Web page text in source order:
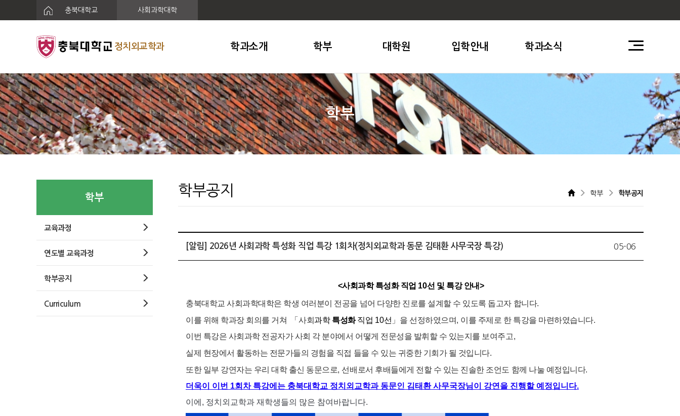
충북대학교 사회과학대학
정치외교학과 학과소개 학부 대학원 입학안내 학과소식
학부
학부
교육과정
연도별 교육과정
학부공지
Curriculum
학부공지 학부 학부공지
[알림] 2026년 사회과학 특성화 직업 특강 1회차(정치외교학과 동문 김태환 사무국장 특강) 05-06
<사회과학특성화직업 10선 및 특강 안내>
충북대학교 사회과학대학은 학생 여러분이 전공을 넘어 다양한 진로를 설계할 수 있도록 돕고자 합니다.
이를 위해 학과장 회의를 거쳐
「사회과학 특성화직업 10선 」 을 선정하였으며, 이를 주제로 한 특강을 마련하였습니다.
이번 특강은 사회과학 전공자가 사회 각 분야에서 어떻게 전문성을 발휘할 수 있는지를 보여주고,
실제 현장에서 활동하는 전문가들의 경험을 직접 들을 수 있는 귀중한 기회가 될 것입니다.
또한 일부 강연자는 우리 대학 출신 동문으로, 선배로서 후배들에게 전할 수 있는 진솔한 조언도 함께 나눌 예정입니다.
더욱이 이번 1회차 특강에는 충북대학교 정치외교학과 동문인 김태환 사무국장님이 강연을 진행할 예정입니다.
이에, 정치외교학과 재학생들의 많은 참여바랍니다.